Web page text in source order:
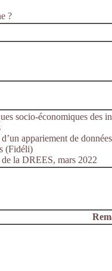
?
socio-économiques des
appariement de
(Fidéli)
de la DREES, mars 2022